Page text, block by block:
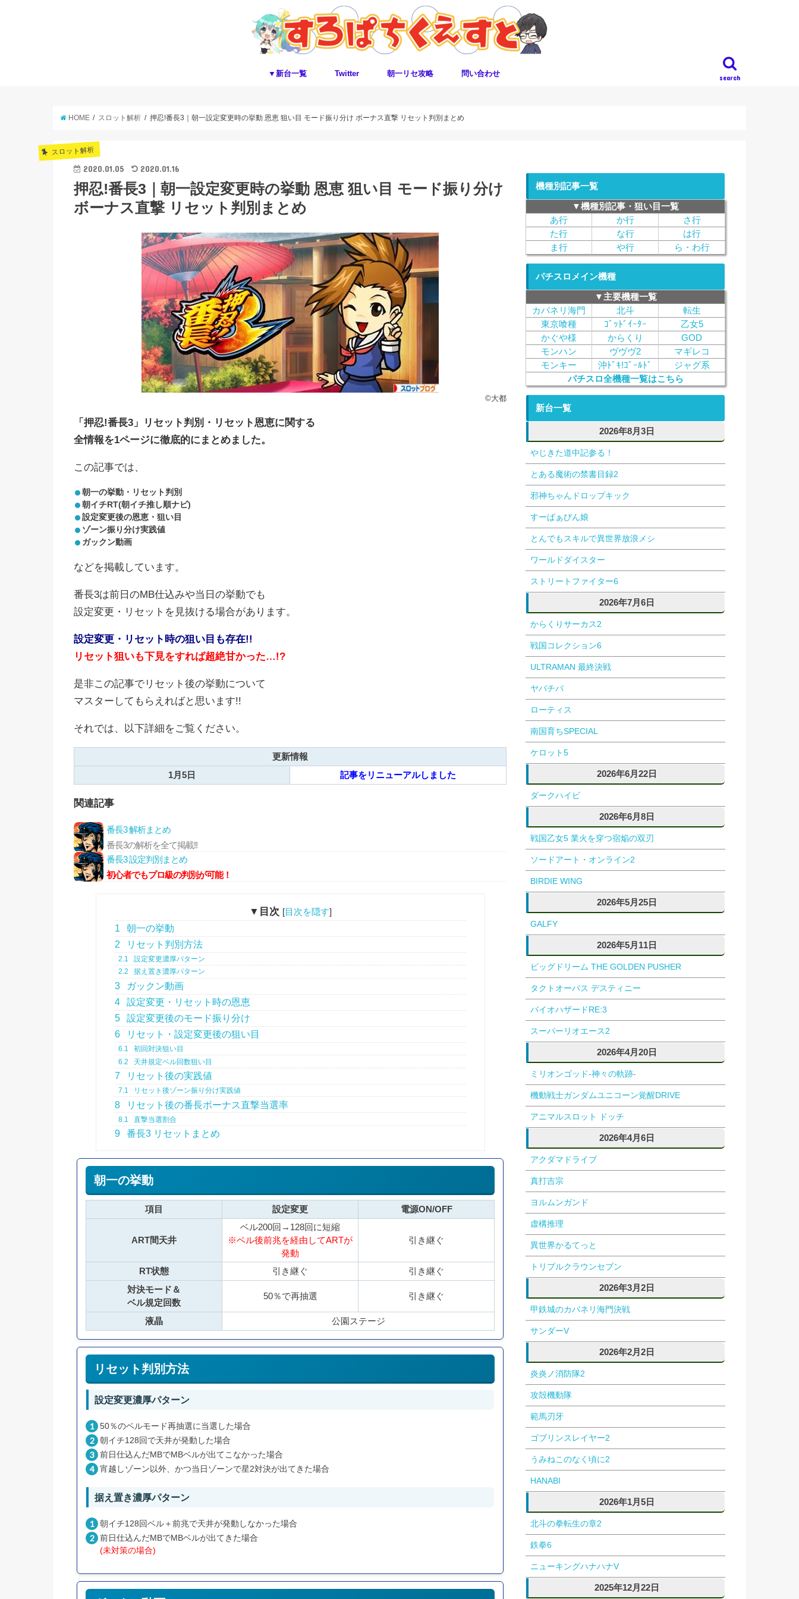
search
▼新台一覧 Twitter 朝一リセ攻略 問い合わせ
HOME スロット解析 押忍!番長3｜朝一設定変更時の挙動 恩恵 狙い目 モード振り分け ボーナス直撃 リセット判別まとめ
スロット解析
2020.01.05 2020.01.16
押忍!番長3｜朝一設定変更時の挙動 恩恵 狙い目 モード振り分け
ボーナス直撃 リセット判別まとめ
©大都
「押忍!番長3」リセット判別・リセット恩恵に関する
全情報を1ページに徹底的にまとめました。
この記事では、
朝一の挙動・リセット判別
朝イチRT(朝イチ推し順ナビ)
設定変更後の恩恵・狙い目
ゾーン振り分け実践値
ガックン動画
などを掲載しています。
番長3は前日のMB仕込みや当日の挙動でも
設定変更・リセットを見抜ける場合があります。
設定変更・リセット時の狙い目も存在!!
リセット狙いも下見をすれば超絶甘かった…!?
是非この記事でリセット後の挙動について
マスターしてもらえればと思います!!
それでは、以下詳細をご覧ください。
更新情報
1月5日
記事をリニューアルしました
関連記事
番長3 解析まとめ
番長3の解析を全て掲載!!
番長3 設定判別まとめ
初心者でもプロ級の判別が可能！
▼目次 [目次を隠す]
1
朝一の挙動
2
リセット判別方法
2.1
設定変更濃厚パターン
2.2
据え置き濃厚パターン
3
ガックン動画
4
設定変更・リセット時の恩恵
5
設定変更後のモード振り分け
6
リセット・設定変更後の狙い目
6.1
初回対決狙い目
6.2
天井規定ベル回数狙い目
7 リセット後の実践値
7.1 リセット後ゾーン振り分け実践値
8 リセット後の番長ボーナス直撃当選率
8.1 直撃当選割合
9 番長3 リセットまとめ
朝一の挙動
項目 設定変更 電源ON/OFF
ART間天井
ベル200回→128回に短縮
※ベル後前兆を経由してARTが
発動
引き継ぐ
RT状態 引き継ぐ
引き継ぐ
対決モード＆
ベル規定回数
50％で再抽選 引き継ぐ
液晶 公園ステージ
リセット判別方法
設定変更濃厚パターン
50％のベルモード再抽選に当選した場合
朝イチ128回で天井が発動した場合
前日仕込んだMBでMBベルが出てこなかった場合
宵越しゾーン以外、かつ当日ゾーンで星2対決が出てきた場合
据え置き濃厚パターン
朝イチ128回ベル＋前兆で天井が発動しなかった場合
前日仕込んだMBでMBベルが出てきた場合
(未対策の場合)
機種別記事一覧
▼機種別記事・狙い目一覧
あ行
か行
さ行
た行
な行
は行
ま行
や行 ら・わ行
パチスロメイン機種
▼主要機種一覧
カバネリ海門
北斗
転生
東京喰種
ｺﾞｯﾄﾞｲｰﾀｰ
乙女5
かぐや様
からくり
GOD
モンハン
ヴヴヴ2
マギレコ
モンキー
沖ﾄﾞｷ!ｺﾞｰﾙﾄﾞ
ジャグ系
パチスロ全機種一覧はこちら
新台一覧
2026年8月3日
やじきた道中記参る！
とある魔術の禁書目録2
邪神ちゃんドロップキック
すーぱぁびん娘
とんでもスキルで異世界放浪メシ
ワールドダイスター
ストリートファイター6
2026年7月6日
からくりサーカス2
戦国コレクション6
ULTRAMAN 最終決戦
ヤバチバ
ローティス
南国育ちSPECIAL
ケロット5
2026年6月22日
ダークハイビ
2026年6月8日
戦国乙女5 業火を穿つ宿焔の双刃
ソードアート・オンライン2
BIRDIE WING
2026年5月25日
GALFY
2026年5月11日
ビッグドリーム THE GOLDEN PUSHER
タクトオーパス デスティニー
バイオハザードRE:3
スーパーリオエース2
2026年4月20日
ミリオンゴッド-神々の軌跡-
機動戦士ガンダムユニコーン覚醒DRIVE
アニマルスロット ドッチ
2026年4月6日
アクダマドライブ
真打吉宗
ヨルムンガンド
虚構推理
異世界かるてっと
トリプルクラウンセブン
2026年3月2日
甲鉄城のカバネリ海門決戦
サンダーV
2026年2月2日
炎炎ノ消防隊2
攻殻機動隊
範馬刃牙
ゴブリンスレイヤー2
うみねこのなく頃に2
HANABI
2026年1月5日
北斗の拳転生の章2
鉄拳6
ニューキングハナハナV
2025年12月22日